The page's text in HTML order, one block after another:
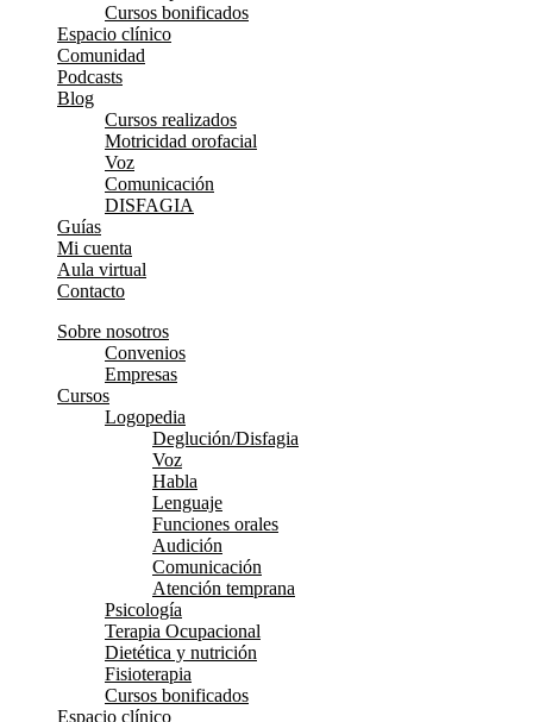
Cursos bonificados
Espacio clínico
Comunidad
Podcasts
Blog
Cursos realizados
Motricidad orofacial
Voz
Comunicación
DISFAGIA
Guías
Mi cuenta
Aula virtual
Contacto
Sobre nosotros
Convenios
Empresas
Cursos
Logopedia
Deglución/Disfagia
Voz
Habla
Lenguaje
Funciones orales
Audición
Comunicación
Atención temprana
Psicología
Terapia Ocupacional
Dietética y nutrición
Fisioterapia
Cursos bonificados
Espacio clínico